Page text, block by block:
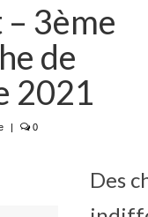
3ème
de
2021
0
Des